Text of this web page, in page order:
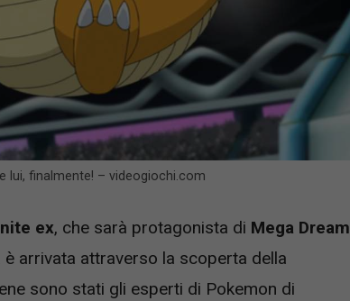
lui, finalmente! – videogiochi.com
ex, che sarà protagonista di Mega Dream
arrivata attraverso la scoperta della
sono stati gli esperti di Pokemon di